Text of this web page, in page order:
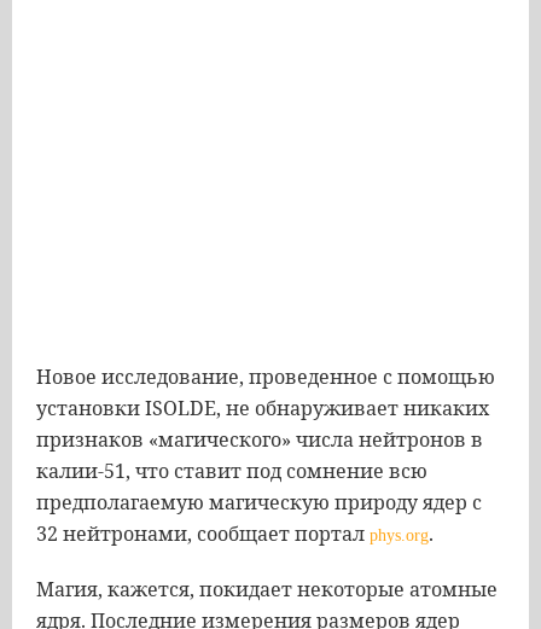
Новое исследование, проведенное с помощью
установки ISOLDE, не обнаруживает никаких
признаков «магического» числа нейтронов в
калии-51, что ставит под сомнение всю
предполагаемую магическую природу ядер с
32 нейтронами, сообщает портал phys.org.
Магия, кажется, покидает некоторые атомные
ядря. Последние измерения размеров ядер